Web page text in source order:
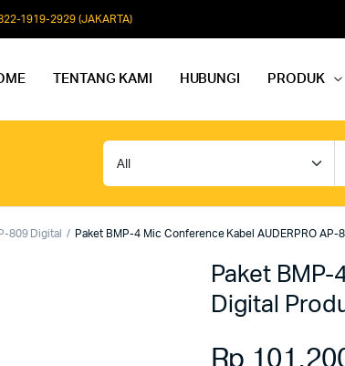
1919-2929 (JAKARTA)
TENTANG KAMI HUBUNGI PRODUK
809 Digital Paket BMP-4 Mic Conference Kabel AUDERPRO
Paket
Digital